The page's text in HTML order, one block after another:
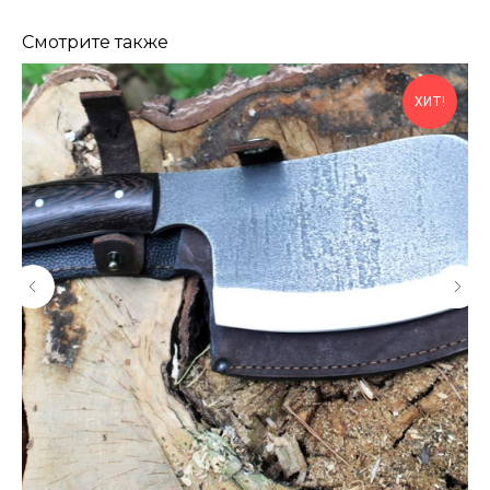
Смотрите также
ХИТ!
КОНТАКТЫ
Консультации по телефону и онлайн.
Будем рады продемонстрировать вам
нашу продукцию. Позвоните нам или
оставьте запрос на звонок менеджера
для консультации
Адрес:"НОЖИ ПАВЛОВО", 606104,
ул. Восточная, 3Б (самовывоз), г. Павлово,
Нижегородская обл., Россия
ООО "ПТФ" ИНН 6686090373
Часы работы:ПН-ПТ с 09.00 до 17.00
Телефон: +7 (996) 130−131−1
E-mail: info-torg@bk.ru
+7